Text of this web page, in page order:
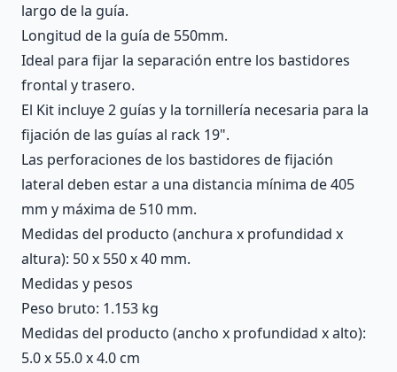
largo de la guía.
Longitud de la guía de 550mm.
Ideal para fijar la separación entre los bastidores
frontal y trasero.
El Kit incluye 2 guías y la tornillería necesaria para la
fijación de las guías al rack 19".
Las perforaciones de los bastidores de fijación
lateral deben estar a una distancia mínima de 405
mm y máxima de 510 mm.
Medidas del producto (anchura x profundidad x
altura): 50 x 550 x 40 mm.
Medidas y pesos
Peso bruto: 1.153 kg
Medidas del producto (ancho x profundidad x alto):
5.0 x 55.0 x 4.0 cm